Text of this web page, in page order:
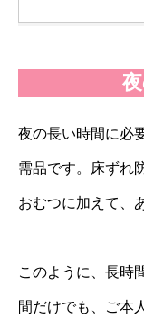
夜の長い時間に必
需品です。床ずれ
おむつに加えて、
このように、長時
間だけでも、ご本